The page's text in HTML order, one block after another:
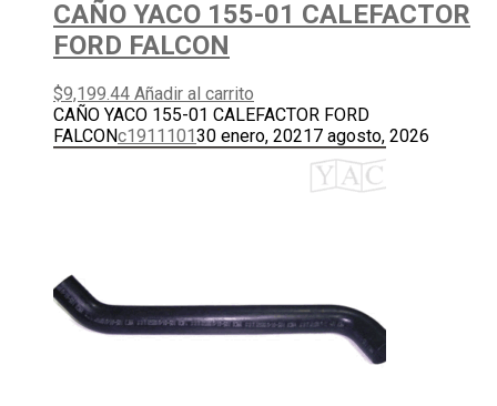
CAÑO YACO 155-01 CALEFACTOR
FORD FALCON
$9,199.44 Añadir al carrito
CAÑO YACO 155-01 CALEFACTOR FORD
FALCONc191110130 enero, 20217 agosto, 2026